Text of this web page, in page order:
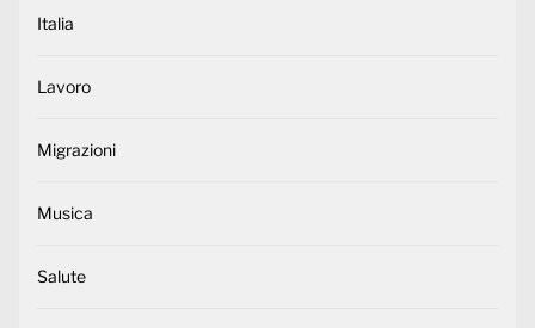
Italia
Lavoro
Migrazioni
Musica
Salute